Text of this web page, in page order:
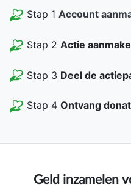
Stap 1 Account
Stap 2 Actie
Stap 3 Deel de
Stap 4 Ontvang
Geld inzamelen